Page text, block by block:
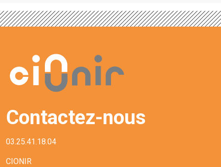
Contactez-nous
03.25.41.18.04
CIONIR